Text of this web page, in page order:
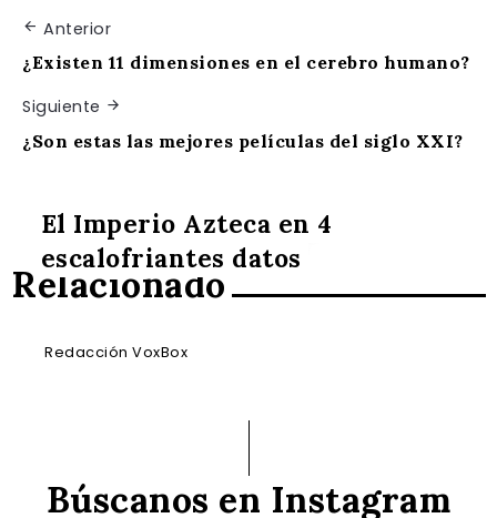
Anterior
¿Existen 11 dimensiones en el cerebro humano?
Siguiente
¿Son estas las mejores películas del siglo XXI?
Relacionado
Redacción VoxBox
El Imperio Azteca en 4
escalofriantes datos
Búscanos en Instagram